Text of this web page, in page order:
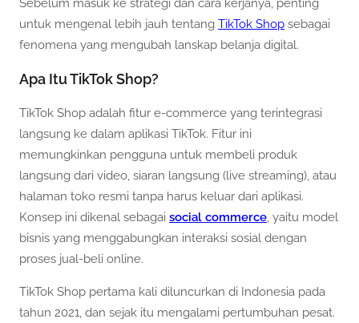
Sebelum masuk ke strategi dan cara kerjanya, penting
untuk mengenal lebih jauh tentang TikTok Shop sebagai
fenomena yang mengubah lanskap belanja digital.
Apa Itu TikTok Shop?
TikTok Shop adalah fitur e-commerce yang terintegrasi
langsung ke dalam aplikasi TikTok. Fitur ini
memungkinkan pengguna untuk membeli produk
langsung dari video, siaran langsung (live streaming), atau
halaman toko resmi tanpa harus keluar dari aplikasi.
Konsep ini dikenal sebagai social commerce, yaitu model
bisnis yang menggabungkan interaksi sosial dengan
proses jual-beli online.
TikTok Shop pertama kali diluncurkan di Indonesia pada
tahun 2021, dan sejak itu mengalami pertumbuhan pesat.